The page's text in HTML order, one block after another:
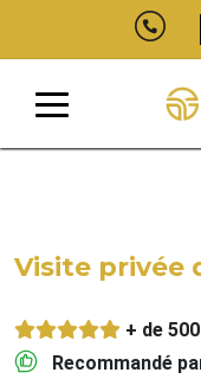
Visite privée
+ de
Recommandé